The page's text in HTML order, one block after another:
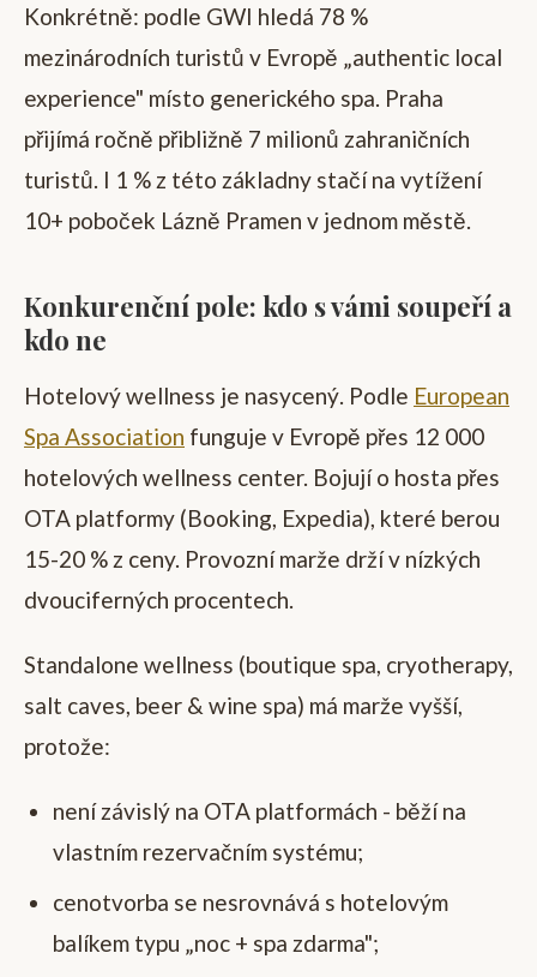
Konkrétně: podle GWI hledá 78 %
mezinárodních turistů v Evropě „authentic local
experience" místo generického spa. Praha
přijímá ročně přibližně 7 milionů zahraničních
turistů. I 1 % z této základny stačí na vytížení
10+ poboček Lázně Pramen v jednom městě.
Konkurenční pole: kdo s vámi soupeří a
kdo ne
Hotelový wellness je nasycený. Podle European
Spa Association funguje v Evropě přes 12 000
hotelových wellness center. Bojují o hosta přes
OTA platformy (Booking, Expedia), které berou
15-20 % z ceny. Provozní marže drží v nízkých
dvouciferných procentech.
Standalone wellness (boutique spa, cryotherapy,
salt caves, beer & wine spa) má marže vyšší,
protože:
není závislý na OTA platformách - běží na
vlastním rezervačním systému;
cenotvorba se nesrovnává s hotelovým
balíkem typu „noc + spa zdarma";